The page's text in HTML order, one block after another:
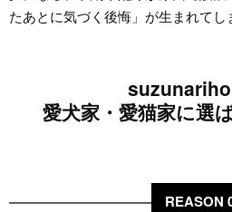
たあとに気づく後悔」が生まれてし
愛犬家・愛猫家に選
REASON